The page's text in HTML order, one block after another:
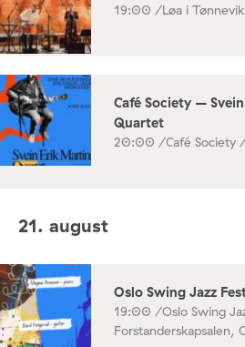
19:00 /Løa i
Café Society –
Quartet
20:00 /Café Society
21. august
Oslo Swing Jazz
19:00 /Oslo Swing
Forstanderskapsalen,